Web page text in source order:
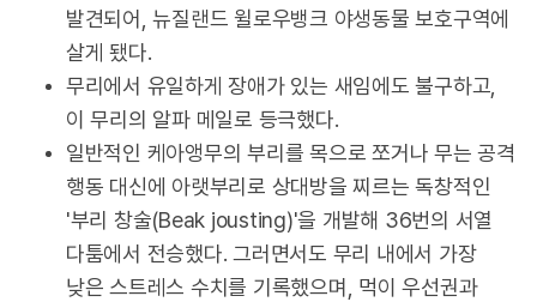
발견되어, 뉴질랜드 윌로우뱅크 야생동물 보호구역에
살게 됐다.
무리에서 유일하게 장애가 있는 새임에도 불구하고,
이 무리의 알파 메일로 등극했다.
일반적인 케아앵무의 부리를 목으로 쪼거나 무는 공격
행동 대신에 아랫부리로 상대방을 찌르는 독창적인
'부리 창술(Beak jousting)'을 개발해 36번의 서열
다툼에서 전승했다. 그러면서도 무리 내에서 가장
낮은 스트레스 수치를 기록했으며, 먹이 우선권과